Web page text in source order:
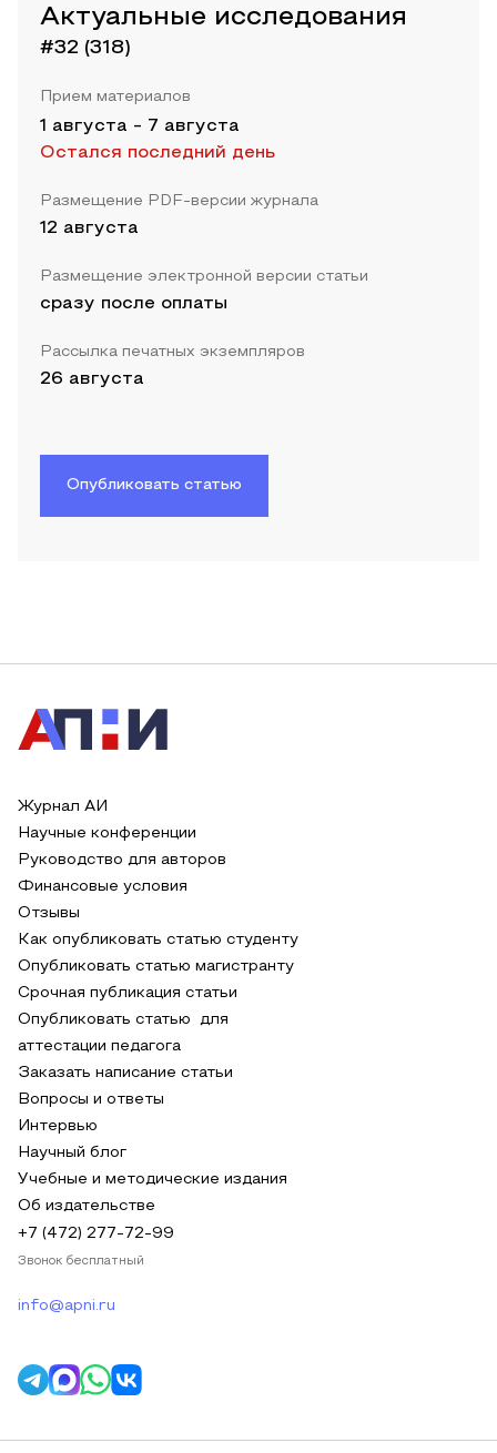
Актуальные исследования
#32 (318)
Прием материалов
1 августа - 7 августа
Остался последний день
Размещение PDF-версии журнала
12 августа
Размещение электронной версии статьи
сразу после оплаты
Рассылка печатных экземпляров
26 августа
Опубликовать статью
Журнал АИ
Научные конференции
Руководство для авторов
Финансовые условия
Отзывы
Как опубликовать статью студенту
Опубликовать статью магистранту
Срочная публикация статьи
Опубликовать статью для
аттестации педагога
Заказать написание статьи
Вопросы и ответы
Интервью
Научный блог
Учебные и методические издания
Об издательстве
+7 (472) 277-72-99
Звонок бесплатный
info@apni.ru